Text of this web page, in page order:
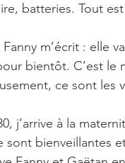
batteries. Tout
Fanny m’écrit : elle
bientôt. C’est le
ce sont les
j’arrive à la
sont bienveillantes